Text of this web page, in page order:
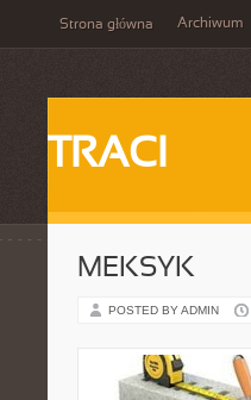
Strona główna Archiwum
TRACI
MEKSYK
POSTED BY ADMIN